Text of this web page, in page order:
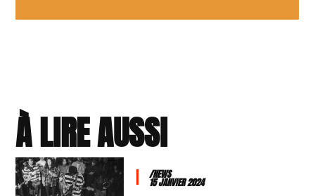
À LIRE AUSSI
/NEWS
15 JANVIER 2024